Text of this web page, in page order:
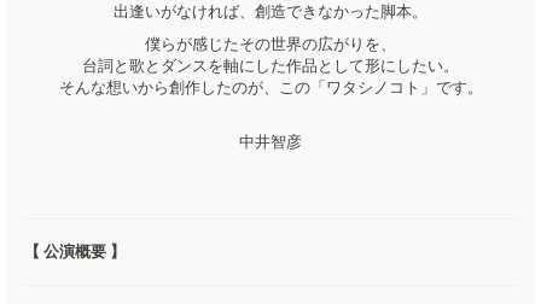
出逢いがなければ、創造できなかった脚本。
僕らが感じたその世界の広がりを、
台詞と歌とダンスを軸にした作品として形にしたい。
そんな想いから創作したのが、この「ワタシノコト」です。
中井智彦
【 公演概要 】